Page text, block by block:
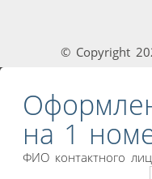
© Copyright
на 1
ФИО контактного